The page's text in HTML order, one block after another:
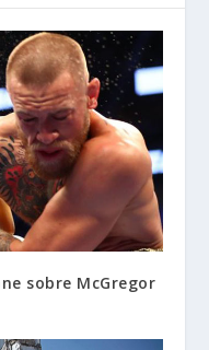
sobre McGregor